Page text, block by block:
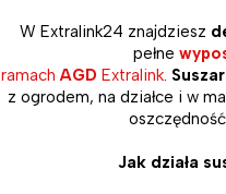
W Extralink24 znajdziesz
pełne
ramachAGD Extralink.
z ogrodem, na działce i w
Jak działa